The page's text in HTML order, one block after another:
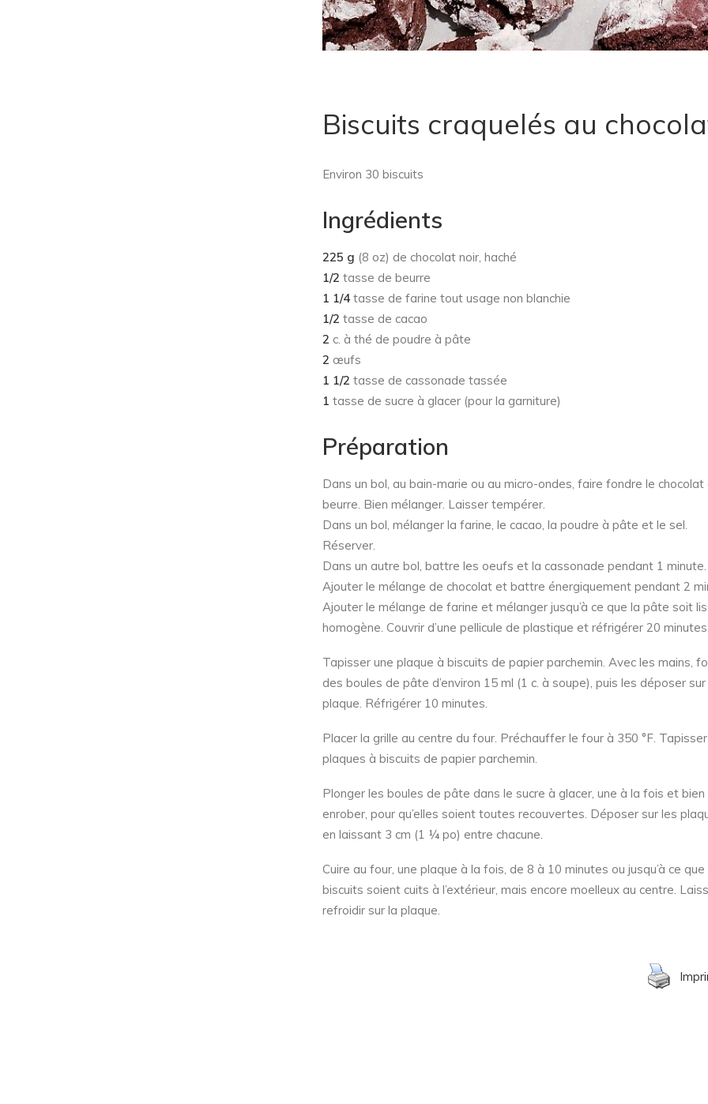
Biscuits craquelés au
Environ 30 biscuits
Ingrédients
225 g (8 oz) de chocolat noir, haché
1/2 tasse de beurre
1 1/4 tasse de farine tout usage non blanchie
1/2 tasse de cacao
2 c. à thé de poudre à pâte
2 œufs
1 1/2 tasse de cassonade tassée
1 tasse de sucre à glacer (pour la garniture)
Préparation
Dans un bol, au bain-marie ou au micro-ondes, faire fondre le
beurre. Bien mélanger. Laisser tempérer.
Dans un bol, mélanger la farine, le cacao, la poudre à pâte et le sel.
Réserver.
Dans un autre bol, battre les oeufs et la cassonade pendant 1 minute.
Ajouter le mélange de chocolat et battre énergiquement pendant 2
Ajouter le mélange de farine et mélanger jusqu’à ce que la pâte soit
homogène. Couvrir d’une pellicule de plastique et réfrigérer 20
Tapisser une plaque à biscuits de papier parchemin. Avec les mains,
des boules de pâte d’environ 15 ml (1 c. à soupe), puis les déposer
plaque. Réfrigérer 10 minutes.
Placer la grille au centre du four. Préchauffer le four à 350 °F.
plaques à biscuits de papier parchemin.
Plonger les boules de pâte dans le sucre à glacer, une à la fois et bien
enrober, pour qu’elles soient toutes recouvertes. Déposer sur les
en laissant 3 cm (1 ¼ po) entre chacune.
Cuire au four, une plaque à la fois, de 8 à 10 minutes ou jusqu’à ce que
biscuits soient cuits à l’extérieur, mais encore moelleux au centre.
refroidir sur la plaque.